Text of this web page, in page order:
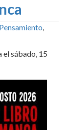
Pensamiento,
el sábado, 15